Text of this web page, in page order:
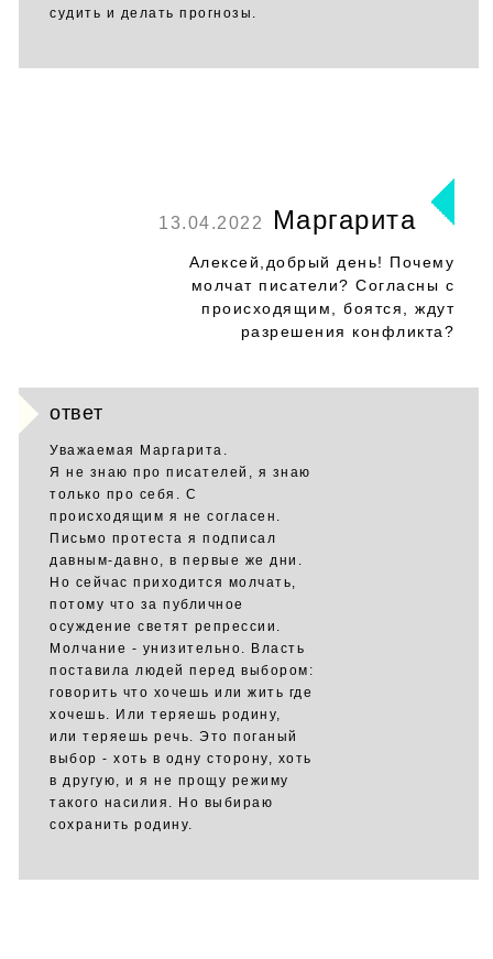
судить и делать прогнозы.
13.04.2022 Маргарита
Алексей,добрый день! Почему
молчат писатели? Согласны с
происходящим, боятся, ждут
разрешения конфликта?
ответ
Уважаемая Маргарита.
Я не знаю про писателей, я знаю
только про себя. С
происходящим я не согласен.
Письмо протеста я подписал
давным-давно, в первые же дни.
Но сейчас приходится молчать,
потому что за публичное
осуждение светят репрессии.
Молчание - унизительно. Власть
поставила людей перед выбором:
говорить что хочешь или жить где
хочешь. Или теряешь родину,
или теряешь речь. Это поганый
выбор - хоть в одну сторону, хоть
в другую, и я не прощу режиму
такого насилия. Но выбираю
сохранить родину.